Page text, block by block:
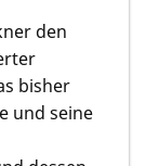
den
bisher
und seine